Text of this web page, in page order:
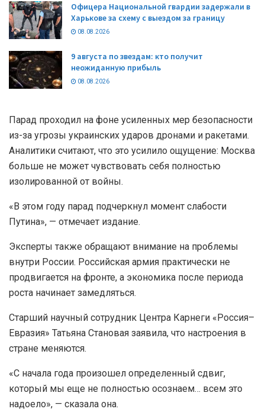
Офицера Национальной гвардии задержали в
Харькове за схему с выездом за границу
08.08.2026
9 августа по звездам: кто получит
неожиданную прибыль
08.08.2026
Парад проходил на фоне усиленных мер безопасности
из-за угрозы украинских ударов дронами и ракетами.
Аналитики считают, что это усилило ощущение: Москва
больше не может чувствовать себя полностью
изолированной от войны.
«В этом году парад подчеркнул момент слабости
Путина», — отмечает издание.
Эксперты также обращают внимание на проблемы
внутри России. Российская армия практически не
продвигается на фронте, а экономика после периода
роста начинает замедляться.
Старший научный сотрудник Центра Карнеги «Россия–
Евразия» Татьяна Становая заявила, что настроения в
стране меняются.
«С начала года произошел определенный сдвиг,
который мы еще не полностью осознаем… всем это
надоело», — сказала она.